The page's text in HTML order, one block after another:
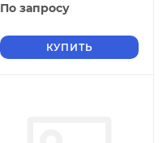
По запросу
КУПИТЬ